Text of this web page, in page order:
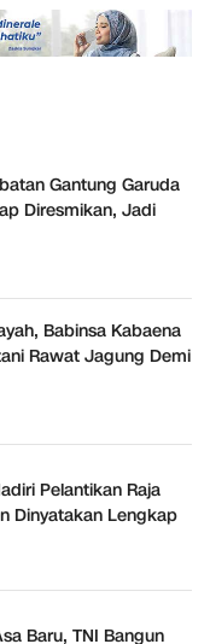
Gantung Garuda
Diresmikan, Jadi
Babinsa Kabaena
Rawat Jagung Demi
Pelantikan Raja
Dinyatakan Lengkap
Baru, TNI Bangun